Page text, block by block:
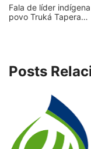
Fala de líder
povo Truká Tapera…
Posts